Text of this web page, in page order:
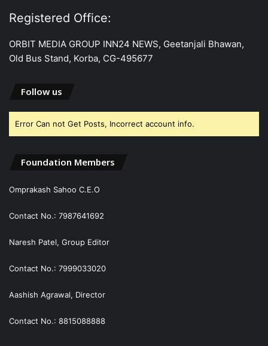
Registered Office:
ORBIT MEDIA GROUP INN24 NEWS, Geetanjali Bhawan,
Old Bus Stand, Korba, CG-495677
Follow us
Error Can not Get Posts, Incorrect account info.
Foundation Members
Omprakash Sahoo C.E.O
Contact No.: 7987641692
Naresh Patel, Group Editor
Contact No.: 7999033020
Aashish Agrawal, Director
Contact No.: 8815088888